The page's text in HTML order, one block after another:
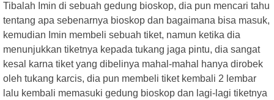
Tibalah Imin di sebuah gedung bioskop, dia pun mencari tahu
tentang apa sebenarnya bioskop dan bagaimana bisa masuk,
kemudian Imin membeli sebuah tiket, namun ketika dia
menunjukkan tiketnya kepada tukang jaga pintu, dia sangat
kesal karna tiket yang dibelinya mahal-mahal hanya dirobek
oleh tukang karcis, dia pun membeli tiket kembali 2 lembar
lalu kembali memasuki gedung bioskop dan lagi-lagi tiketnya